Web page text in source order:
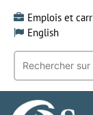
content
Emplois et
English
Recherche
mot-
clé: